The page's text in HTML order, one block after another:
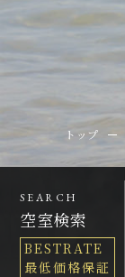
SEARCH
空室検索
BESTRATE
最低価格保証
トップ